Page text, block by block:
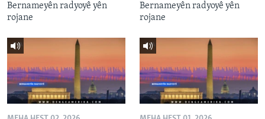
Bernameyên radyoyê yên
rojane
Bernameyên radyoyê yên
rojane